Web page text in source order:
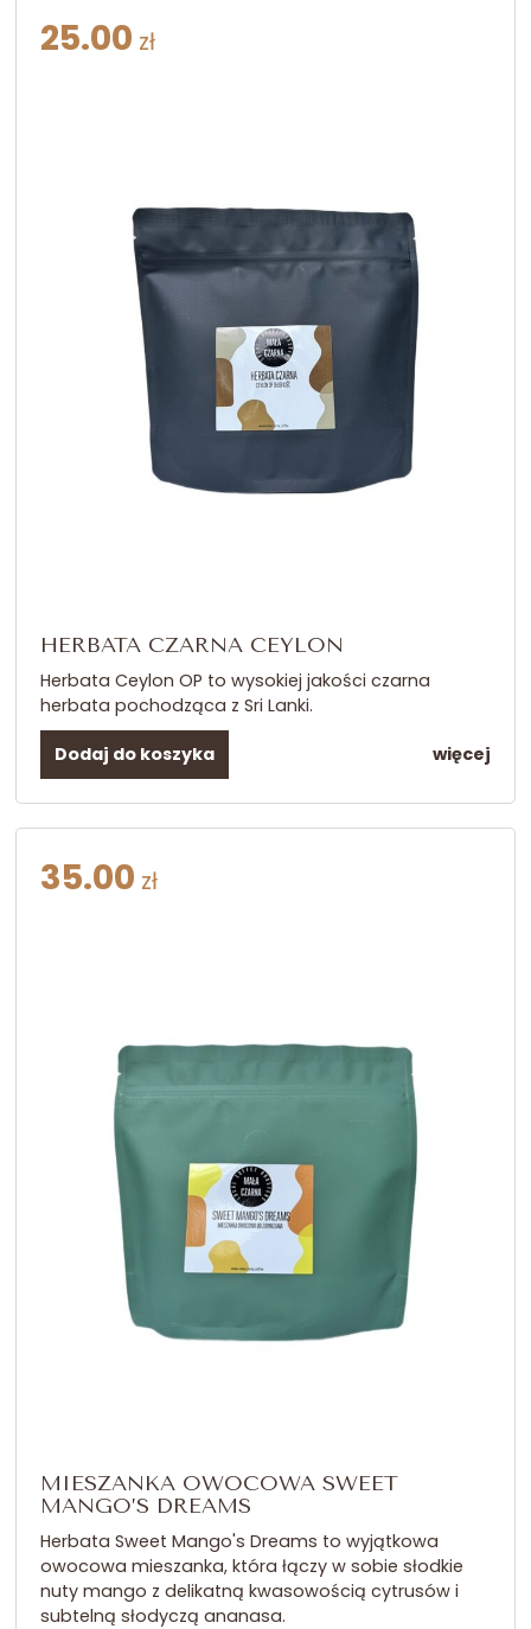
25.00 zł
HERBATA CZARNA CEYLON
Herbata Ceylon OP to wysokiej jakości czarna
herbata pochodząca z Sri Lanki.
Dodaj do koszyka więcej
35.00 zł
MIESZANKA OWOCOWA SWEET
MANGO’S DREAMS
Herbata Sweet Mango's Dreams to wyjątkowa
owocowa mieszanka, która łączy w sobie słodkie
nuty mango z delikatną kwasowością cytrusów i
subtelną słodyczą ananasa.